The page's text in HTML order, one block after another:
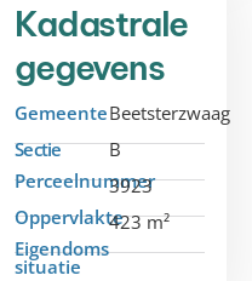
Kadastrale
gegevens
GemeenteBeetsterzwaag
Sectie
B
Perceelnummer
3923
Oppervlakte423 m²
Eigendoms
situatie